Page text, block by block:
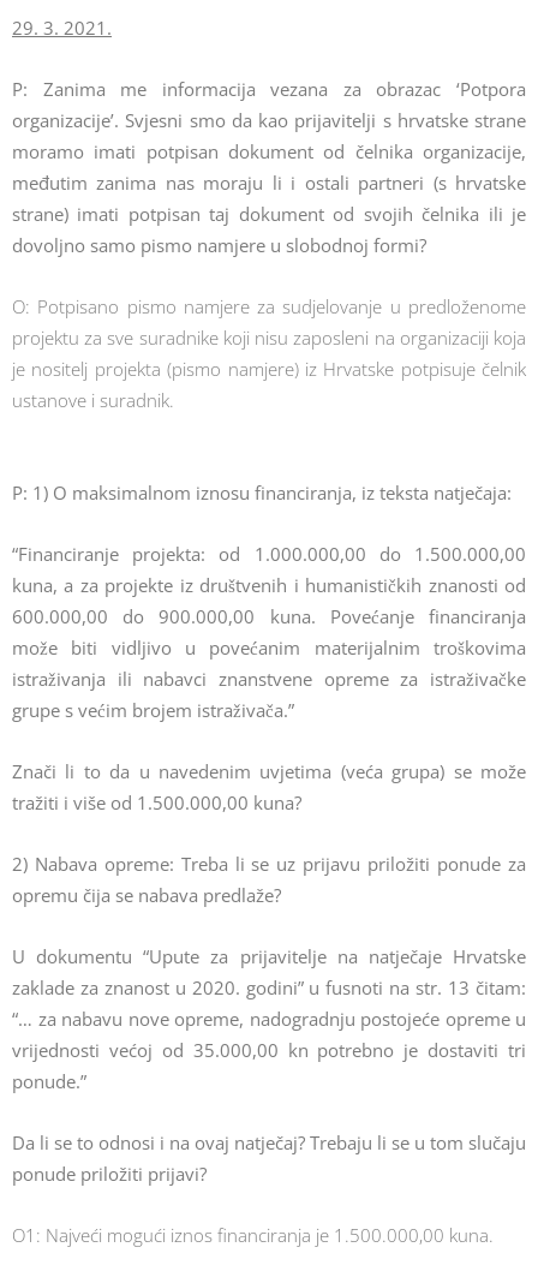
29. 3. 2021.
P: Zanima me informacija vezana za obrazac ‘Potpora
organizacije’. Svjesni smo da kao prijavitelji s hrvatske strane
moramo imati potpisan dokument od čelnika organizacije,
međutim zanima nas moraju li i ostali partneri (s hrvatske
strane) imati potpisan taj dokument od svojih čelnika ili je
dovoljno samo pismo namjere u slobodnoj formi?
O: Potpisano pismo namjere za sudjelovanje u predloženome
projektu za sve suradnike koji nisu zaposleni na organizaciji koja
je nositelj projekta (pismo namjere) iz Hrvatske potpisuje čelnik
ustanove i suradnik.
P: 1) O maksimalnom iznosu financiranja, iz teksta natječaja:
“Financiranje projekta: od 1.000.000,00 do 1.500.000,00
kuna, a za projekte iz društvenih i humanističkih znanosti od
600.000,00 do 900.000,00 kuna. Povećanje financiranja
može biti vidljivo u povećanim materijalnim troškovima
istraživanja ili nabavci znanstvene opreme za istraživačke
grupe s većim brojem istraživača.”
Znači li to da u navedenim uvjetima (veća grupa) se može
tražiti i više od 1.500.000,00 kuna?
2) Nabava opreme: Treba li se uz prijavu priložiti ponude za
opremu čija se nabava predlaže?
U dokumentu “Upute za prijavitelje na natječaje Hrvatske
zaklade za znanost u 2020. godini” u fusnoti na str. 13 čitam:
“… za nabavu nove opreme, nadogradnju postojeće opreme u
vrijednosti većoj od 35.000,00 kn potrebno je dostaviti tri
ponude.”
Da li se to odnosi i na ovaj natječaj? Trebaju li se u tom slučaju
ponude priložiti prijavi?
O1: Najveći mogući iznos financiranja je 1.500.000,00 kuna.